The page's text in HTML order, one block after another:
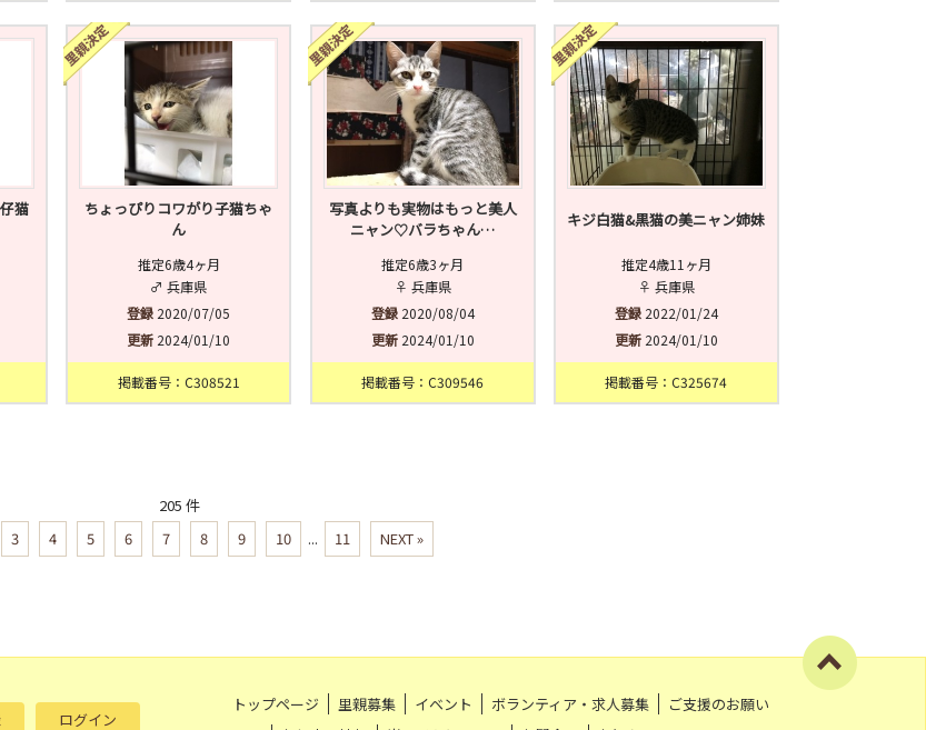
猫
ちょっぴりコワがり子猫ちゃ
ん
推定6歳4ヶ月
♂ 兵庫県
登録 2020/07/05
更新 2024/01/10
掲載番号：C308521
写真よりも実物はもっと美人
ニャン♡バラちゃん…
推定6歳3ヶ月
♀ 兵庫県
登録2020/08/04
更新2024/01/10
掲載番号：C309546
キジ白猫&黒猫の美ニャン姉妹
推定4歳11ヶ月
♀ 兵庫県
登録2022/01/24
更新2024/01/10
掲載番号：C325674
205 件
3 4 5 6 7 8 9 10 ... 11 NEXT »
ログイン
トップページ 里親募集 イベント ボランティア・求人募集
ご支援のお願い